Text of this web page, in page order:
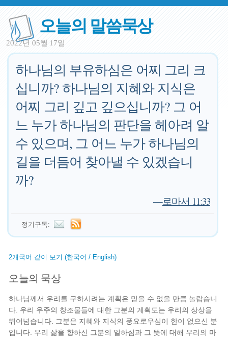
오늘의 말씀묵상
2022년 05월 17일
하나님의 부유하심은 어찌 그리 크
십니까? 하나님의 지혜와 지식은
어찌 그리 깊고 깊으십니까? 그 어
느 누가 하나님의 판단을 헤아려 알
수 있으며, 그 어느 누가 하나님의
길을 더듬어 찾아낼 수 있겠습니
까?
—로마서 11:33
정기구독:
2개국어 같이 보기 (한국어 / English)
오늘의 묵상
하나님께서 우리를 구하시려는 계획은 믿을 수 없을 만큼 놀랍습니
다. 우리 우주의 창조물들에 대한 그분의 계획도는 우리의 상상을
뛰어넘습니다. 그분은 지혜와 지식의 풍요로우심이 한이 없으신 분
입니다. 우리 삶을 향하신 그분의 일하심과 그 뜻에 대해 우리의 마